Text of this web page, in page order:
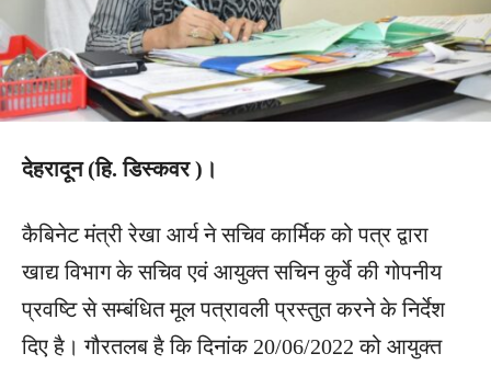
देहरादून (हि. डिस्कवर )।
कैबिनेट मंत्री रेखा आर्य ने सचिव कार्मिक को पत्र द्वारा
खाद्य विभाग के सचिव एवं आयुक्त सचिन कुर्वे की गोपनीय
प्रवष्टि से सम्बंधित मूल पत्रावली प्रस्तुत करने के निर्देश
दिए है। गौरतलब है कि दिनांक 20/06/2022 को आयुक्त